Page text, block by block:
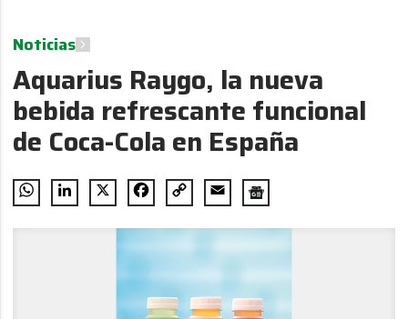
Noticias
Aquarius Raygo, la nueva
bebida refrescante funcional
de Coca-Cola en España
WhatsAppLinkedIn
X FacebookCopy
Email